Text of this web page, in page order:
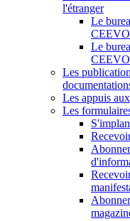
l'étranger
Le
CEEVO
Le
CEEVO
Les
Les appuis
Les